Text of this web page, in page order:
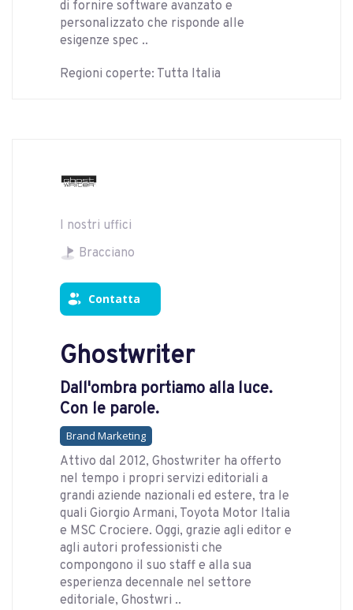
di fornire software avanzato e
personalizzato che risponde alle
esigenze spec ..
Regioni coperte: Tutta Italia
I nostri uffici
Bracciano
Contatta
Ghostwriter
Dall'ombra portiamo alla luce.
Con le parole.
Brand Marketing
Attivo dal 2012, Ghostwriter ha offerto
nel tempo i propri servizi editoriali a
grandi aziende nazionali ed estere, tra le
quali Giorgio Armani, Toyota Motor Italia
e MSC Crociere. Oggi, grazie agli editor e
agli autori professionisti che
compongono il suo staff e alla sua
esperienza decennale nel settore
editoriale, Ghostwri ..